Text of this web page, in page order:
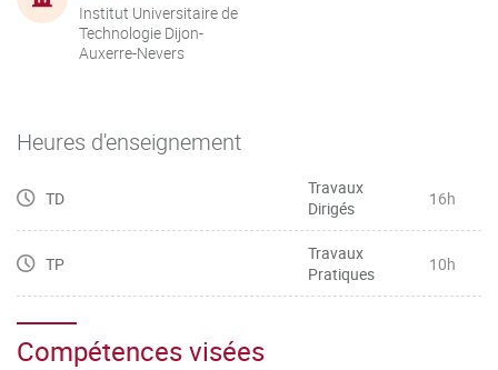
Institut Universitaire de
Technologie Dijon-
Auxerre-Nevers
Heures d'enseignement
TD
Travaux
Dirigés
16h
TP
Travaux
Pratiques
10h
Compétences visées